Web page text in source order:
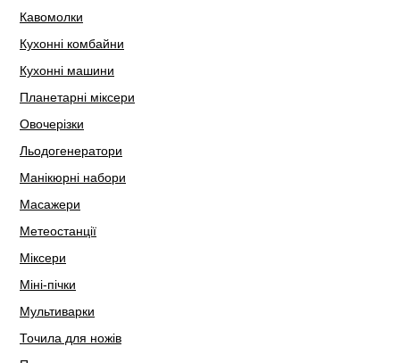
Кавомолки
Кухонні комбайни
Кухонні машини
Планетарні міксери
Овочерізки
Льодогенератори
Манікюрні набори
Масажери
Метеостанції
Міксери
Міні-пічки
Мультиварки
Точила для ножів